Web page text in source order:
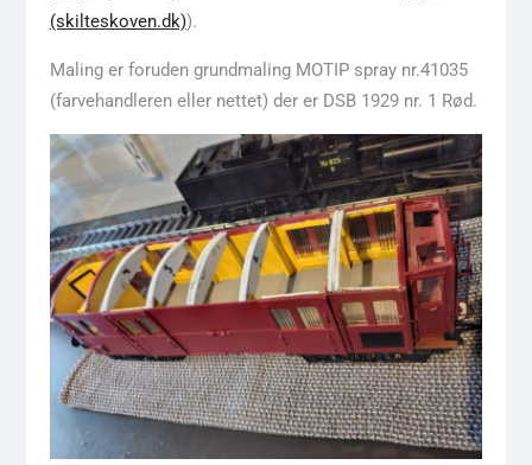
(skilteskoven.dk)).
Maling er foruden grundmaling MOTIP spray nr.41035
(farvehandleren eller nettet) der er DSB 1929 nr. 1 Rød.